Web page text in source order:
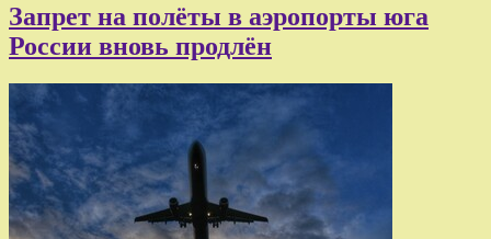
Запрет на полёты в аэропорты юга
России вновь продлён